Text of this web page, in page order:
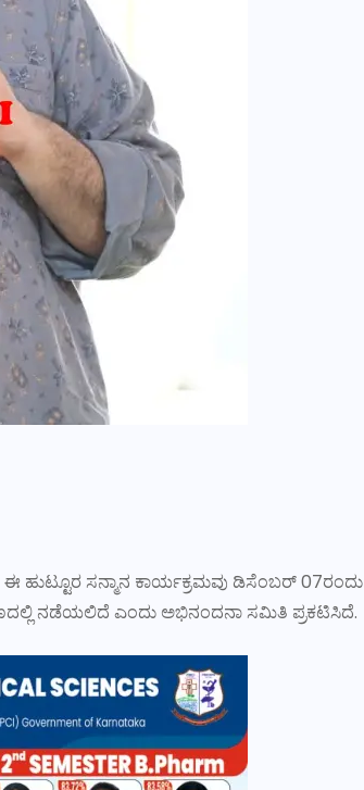
ಸನ್ಮಾನ ಕಾರ್ಯಕ್ರಮವು ಡಿಸೆಂಬರ್ 07ರಂದು
ನಡೆಯಲಿದೆ ಎಂದು ಅಭಿನಂದನಾ ಸಮಿತಿ ಪ್ರಕಟಿಸಿದೆ.